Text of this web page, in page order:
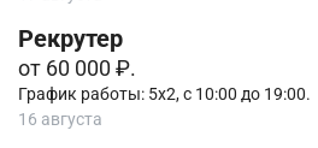
Рекрутер
от 60 000 ₽.
График работы: 5х2, с 10:00 до 19:00.
16 августа